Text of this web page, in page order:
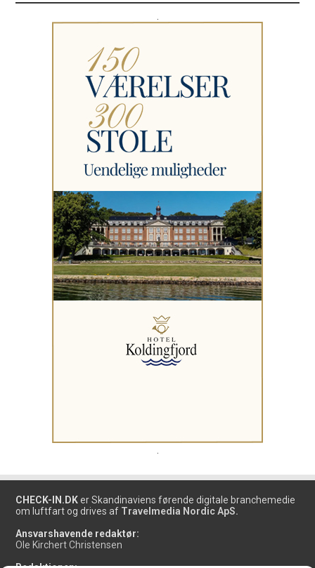
CHECK-IN.DK er Skandinaviens førende digitale branchemedie
om luftfart og drives af Travelmedia Nordic ApS.
Ansvarshavende redaktør:
Ole Kirchert Christensen